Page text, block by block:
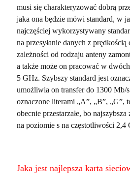
musi się charakteryzować dobrą
jaka ona będzie mówi standard, w
najczęściej wykorzystywany
na przesyłanie danych z
zależności od rodzaju anteny
a także może on pracować w
5 GHz. Szybszy standard jest
umożliwia on transfer do 1300 Mb/
oznaczone literami „A”, „B”, „G”,
obecnie przestarzałe, bo
na poziomie s na częstotliwości 2,4
Jaka jest najlepsza karta